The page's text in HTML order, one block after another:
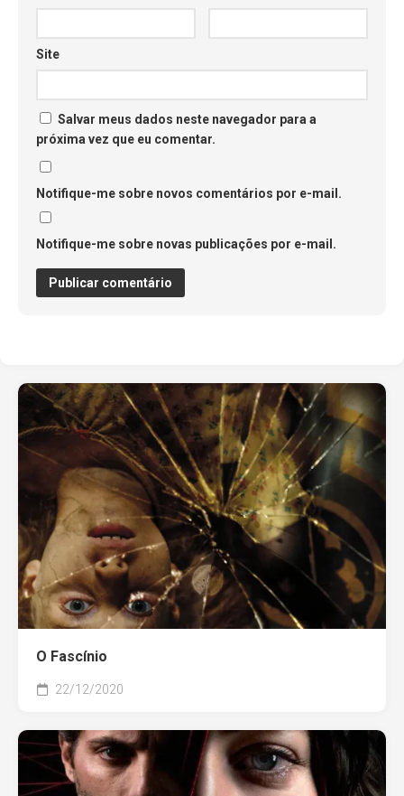
Site
Salvar meus dados neste navegador para a
próxima vez que eu comentar.
Notifique-me sobre novos comentários por e-mail.
Notifique-me sobre novas publicações por e-mail.
O Fascínio
22/12/2020